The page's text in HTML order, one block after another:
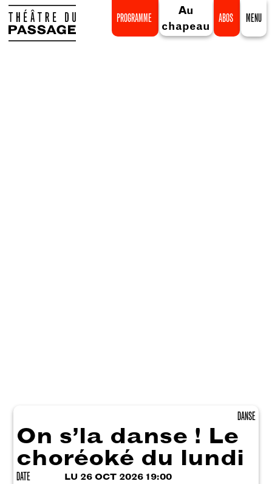
PROGRAMME
Au
chapeau
ABOS MENU
DANSE
On s’la danse ! Le
choréoké du lundi
DATE LU 26 OCT 2026 19:00